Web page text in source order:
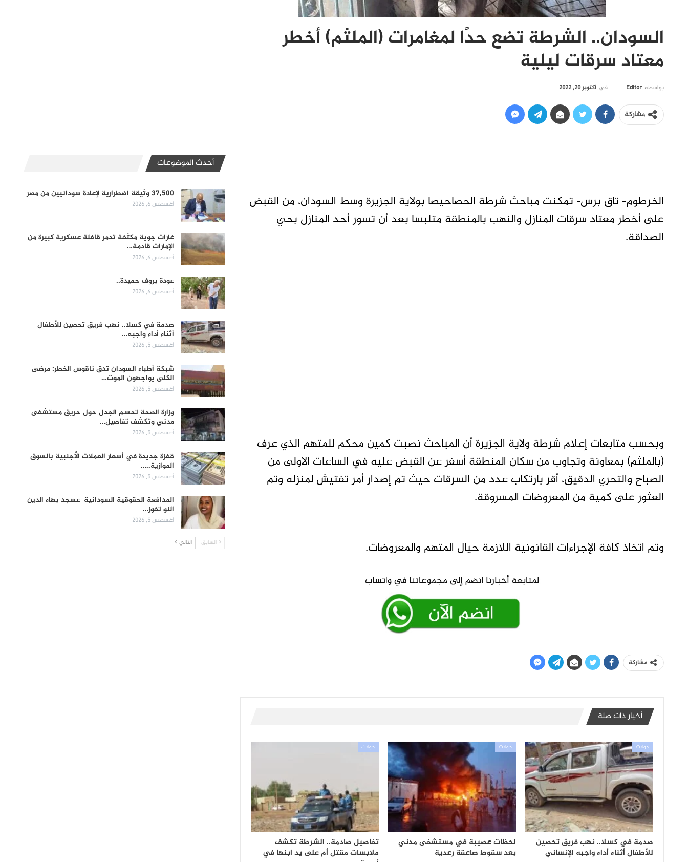
السودان.. الشرطة تضع حدًا لمغامرات (الملثم) أخطر
معتاد سرقات ليلية
بواسطة Editor في أكتوبر 20, 2022
مشاركة
الخرطوم- تاق برس- تمكنت مباحث شرطة الحصاحيصا بولاية الجزيرة وسط السودان، من القبض
على أخطر معتاد سرقات المنازل والنهب بالمنطقة متلبسا بعد أن تسور أحد المنازل بحي
الصداقة.
وبحسب متابعات إعلام شرطة ولاية الجزيرة أن المباحث نصبت كمين محكم للمتهم الذي عرف
(بالملثم) بمعاونة وتجاوب من سكان المنطقة أسفر عن القبض عليه في الساعات الاولى من
الصباح والتحري الدقيق، أقر بارتكاب عدد من السرقات حيث تم إصدار أمر تفتيش لمنزله وتم
العثور على كمية من المعروضات المسروقة.
وتم اتخاذ كافة الإجراءات القانونية اللازمة حيال المتهم والمعروضات.
مشاركة
أخبار ذات صلة
حوادث
صدمة في كسلا.. نهب فريق تحصين
للأطفال أثناء أداء واجبه الإنساني
حوادث
لحظات عصيبة في مستشفى مدني
بعد سقوط صاعقة رعدية
حوادث
تفاصيل صادمة.. الشرطة تكشف
ملابسات مقتل أم على يد ابنها في
أحدث الموضوعات
37,500 وثيقة اضطرارية لإعادة سودانيين من مصر
أغسطس 6, 2026
غارات جوية مكثفة تدمر قافلة عسكرية كبيرة من
الإمارات قادمة…
أغسطس 6, 2026
عودة بروف حميدة..
أغسطس 6, 2026
صدمة في كسلا.. نهب فريق تحصين للأطفال
أثناء أداء واجبه…
أغسطس 5, 2026
شبكة أطباء السودان تدق ناقوس الخطر: مرضى
الكلى يواجهون الموت…
أغسطس 5, 2026
وزارة الصحة تحسم الجدل حول حريق مستشفى
مدني وتكشف تفاصيل…
أغسطس 5, 2026
قفزة جديدة في أسعار العملات الأجنبية بالسوق
الموازية..…
أغسطس 5, 2026
المدافعة الحقوقية السودانية عسجد بهاء الدين
النو تفوز…
أغسطس 5, 2026
السابق التالي